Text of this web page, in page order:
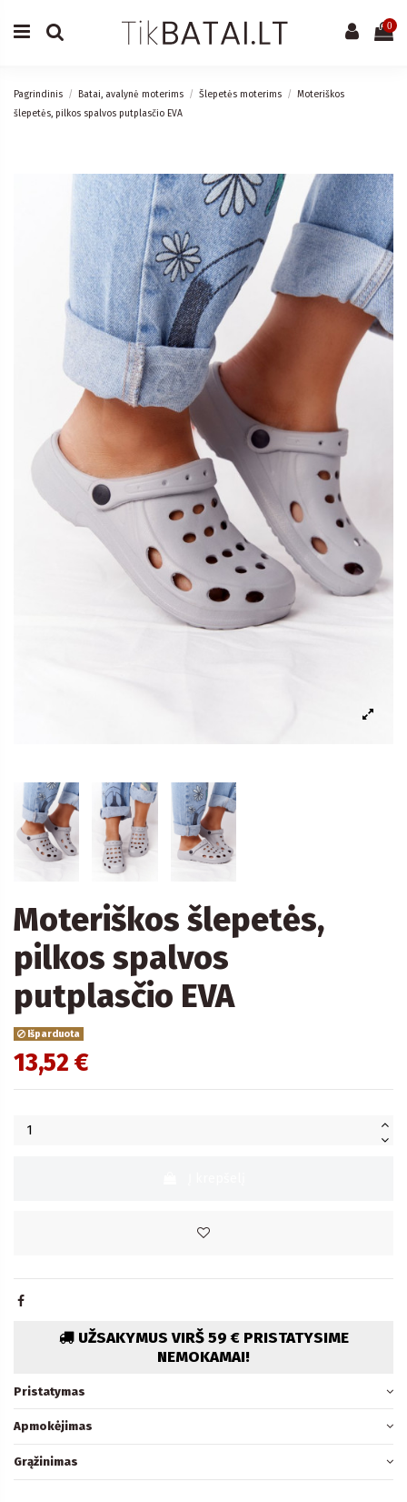
0
Pagrindinis Batai, avalynė moterims Šlepetės moterims
Moteriškos
šlepetės, pilkos spalvos putplasčio EVA
Moteriškos šlepetės,
pilkos spalvos
putplasčio EVA
Išparduota
13,52 €
UŽSAKYMUS VIRŠ 59 € PRISTATYSIME
NEMOKAMAI!
Pristatymas
Apmokėjimas
Grąžinimas